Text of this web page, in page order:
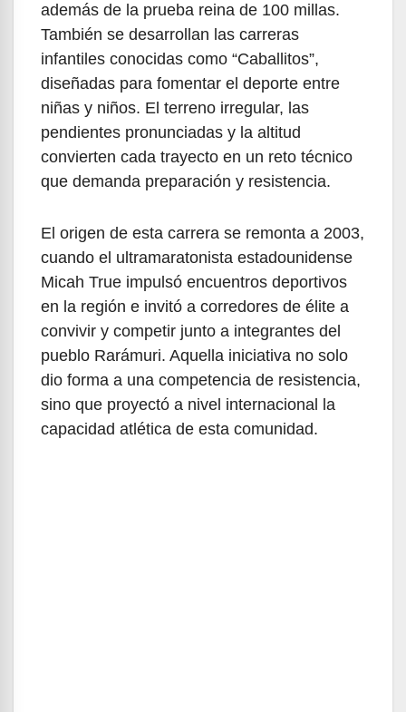
además de la prueba reina de 100 millas.
También se desarrollan las carreras
infantiles conocidas como “Caballitos”,
diseñadas para fomentar el deporte entre
niñas y niños. El terreno irregular, las
pendientes pronunciadas y la altitud
convierten cada trayecto en un reto técnico
que demanda preparación y resistencia.
El origen de esta carrera se remonta a 2003,
cuando el ultramaratonista estadounidense
Micah True impulsó encuentros deportivos
en la región e invitó a corredores de élite a
convivir y competir junto a integrantes del
pueblo Rarámuri. Aquella iniciativa no solo
dio forma a una competencia de resistencia,
sino que proyectó a nivel internacional la
capacidad atlética de esta comunidad.